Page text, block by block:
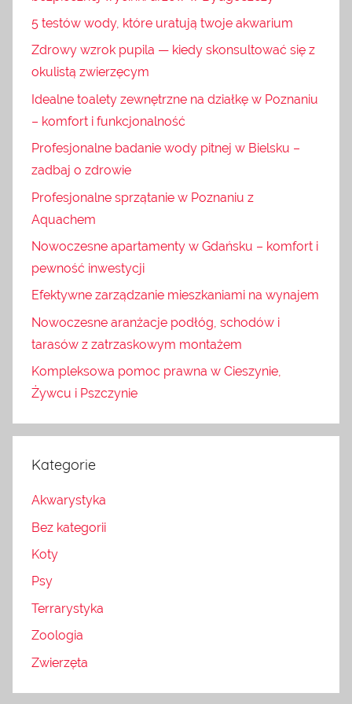
5 testów wody, które uratują twoje akwarium
Zdrowy wzrok pupila — kiedy skonsultować się z
okulistą zwierzęcym
Idealne toalety zewnętrzne na działkę w Poznaniu
– komfort i funkcjonalność
Profesjonalne badanie wody pitnej w Bielsku –
zadbaj o zdrowie
Profesjonalne sprzątanie w Poznaniu z
Aquachem
Nowoczesne apartamenty w Gdańsku – komfort i
pewność inwestycji
Efektywne zarządzanie mieszkaniami na wynajem
Nowoczesne aranżacje podłóg, schodów i
tarasów z zatrzaskowym montażem
Kompleksowa pomoc prawna w Cieszynie,
Żywcu i Pszczynie
Kategorie
Akwarystyka
Bez kategorii
Koty
Psy
Terrarystyka
Zoologia
Zwierzęta